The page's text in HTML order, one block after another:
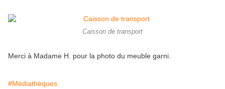
Caisson de transport
Merci à Madame H. pour la photo du meuble garni.
#Médiathèques